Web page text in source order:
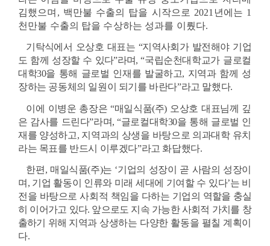
김했으며, 백만불 수출의 탑을 시작으로 2021년에는 1
천만불 수출의 탑을 수상하는 성과를 이뤘다.
기탁식에서 오상호 대표는 “지역사회가 발전해야 기업
도 함께 성장할 수 있다”라며, “국립순천대학교가 글로컬
대학30을 통해 글로벌 인재를 발굴하고, 지역과 함께 성
장하는 공동체의 일원이 되기를 바란다”라고 말했다.
이에 이병운 총장은 “매일식품(주) 오상호 대표님께 깊
은 감사를 드린다”라며, “글로컬대학30을 통해 글로벌 인
재를 양성하고, 지역과의 상생을 바탕으로 의과대학 유치
라는 목표를 반드시 이루겠다”라고 화답했다.
한편, 매일식품(주)는 ‘기업의 성장이 곧 사람의 성장이
며, 기업 활동이 인류와 미래 세대에 기여할 수 있다’는 비
전을 바탕으로 사회적 책임을 다하는 기업의 역할을 충실
히 이어가고 있다. 앞으로도 지속 가능한 사회적 가치를 창
출하기 위해 지역과 상생하는 다양한 활동을 펼칠 계획이
다.